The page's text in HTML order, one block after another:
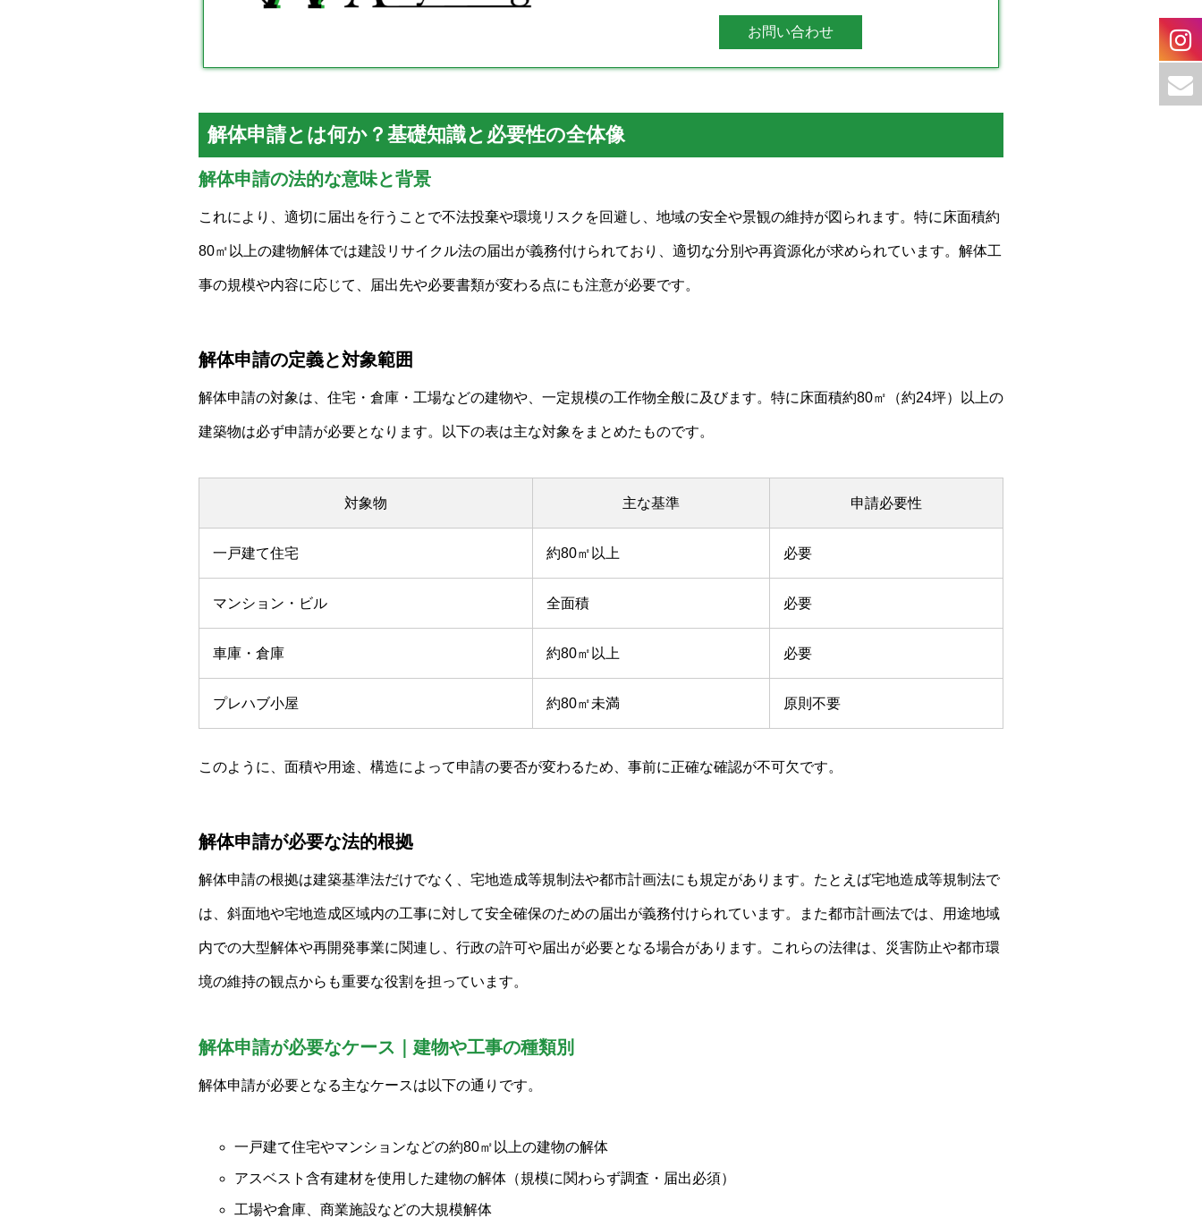
お問い合わせ
解体申請とは何か？基礎知識と必要性の全体像
解体申請の法的な意味と背景
これにより、適切に届出を行うことで不法投棄や環境リスクを回避し、地域の安全や景観の維持が図られます。特に床面積約
80㎡以上の建物解体では建設リサイクル法の届出が義務付けられており、適切な分別や再資源化が求められています。解体工
事の規模や内容に応じて、届出先や必要書類が変わる点にも注意が必要です。
解体申請の定義と対象範囲
解体申請の対象は、住宅・倉庫・工場などの建物や、一定規模の工作物全般に及びます。特に床面積約80㎡（約24坪）以上の
建築物は必ず申請が必要となります。以下の表は主な対象をまとめたものです。
対象物 主な基準 申請必要性
一戸建て住宅 約80㎡以上 必要
マンション・ビル 全面積 必要
車庫・倉庫 約80㎡以上 必要
プレハブ小屋 約80㎡未満 原則不要
このように、面積や用途、構造によって申請の要否が変わるため、事前に正確な確認が不可欠です。
解体申請が必要な法的根拠
解体申請の根拠は建築基準法だけでなく、宅地造成等規制法や都市計画法にも規定があります。たとえば宅地造成等規制法で
は、斜面地や宅地造成区域内の工事に対して安全確保のための届出が義務付けられています。また都市計画法では、用途地域
内での大型解体や再開発事業に関連し、行政の許可や届出が必要となる場合があります。これらの法律は、災害防止や都市環
境の維持の観点からも重要な役割を担っています。
解体申請が必要なケース｜建物や工事の種類別
解体申請が必要となる主なケースは以下の通りです。
一戸建て住宅やマンションなどの約80㎡以上の建物の解体
アスベスト含有建材を使用した建物の解体（規模に関わらず調査・届出必須）
工場や倉庫、商業施設などの大規模解体